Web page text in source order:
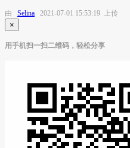
由 Selina 2021-07-01 15:53:19 上传
×
用手机扫一扫二维码，轻松分享